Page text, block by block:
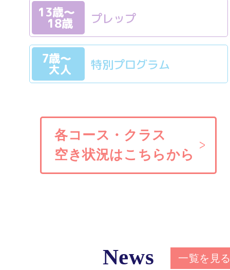
13歳〜
18歳 プレップ
7歳〜
大人 特別プログラム
各コース・クラス
空き状況はこちらから
News 一覧を見